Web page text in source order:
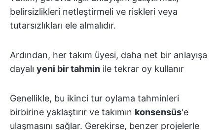
belirsizlikleri netleştirmeli ve riskleri veya
tutarsızlıkları ele almalıdır.
Ardından, her takım üyesi, daha net bir anlayışa
dayalı yeni bir tahmin ile tekrar oy kullanır
Genellikle, bu ikinci tur oylama tahminleri
birbirine yaklaştırır ve takımın konsensüs'e
ulaşmasını sağlar. Gerekirse, benzer projelerle